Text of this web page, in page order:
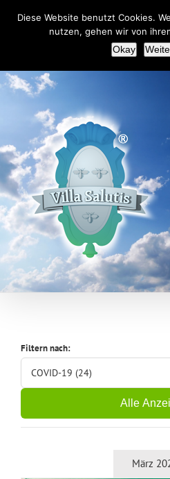
+49(0)2151 451092
Filtern nach:
COVID-19 (24)
Alle
März
Diese Website benutzt Cookies.
nutzen, gehen wir von
Okay